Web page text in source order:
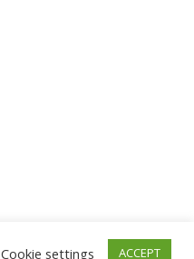
Cookie settings ACCEPT